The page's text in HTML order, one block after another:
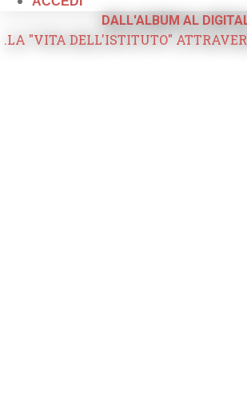
DALL'ALBUM AL
.LA "VITA DELL'ISTITUTO"